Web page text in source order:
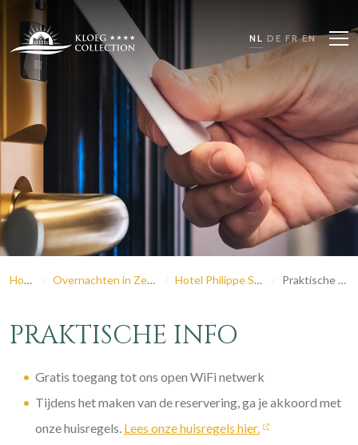
NL DE FR EN
Home Overnachten in Zeeland Hotel Philippe Suites Praktische Info
PRAKTISCHE INFO
Gratis toegang tot ons open WiFi netwerk
Tijdens het maken van de reservering, ga je akkoord met
onze huisregels. Lees onze huisregels hier.